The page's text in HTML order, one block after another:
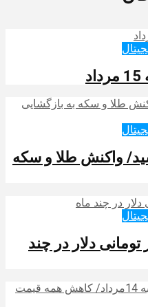
واکنش طلا و سکه
نوسان ۴۴ هزار تومانی دلار در چند